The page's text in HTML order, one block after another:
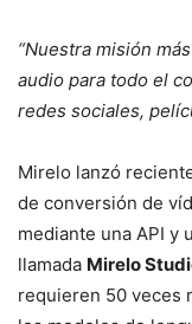
“Nuestra misión
audio para todo el
redes sociales,
Mirelo lanzó
de conversión de
mediante una API y
llamada Mirelo
requieren 50 veces